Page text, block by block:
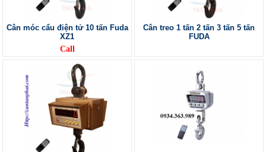
Cân móc cẩu điện tử 10 tấn Fuda
XZ1
Call
Cân treo 1 tấn 2 tấn 3 tấn 5 tấn
FUDA